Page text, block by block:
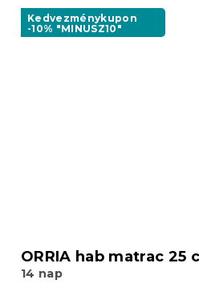
Kedvezménykupon
-10% "MINUSZ10"
ORRIA hab matrac 25
14 nap